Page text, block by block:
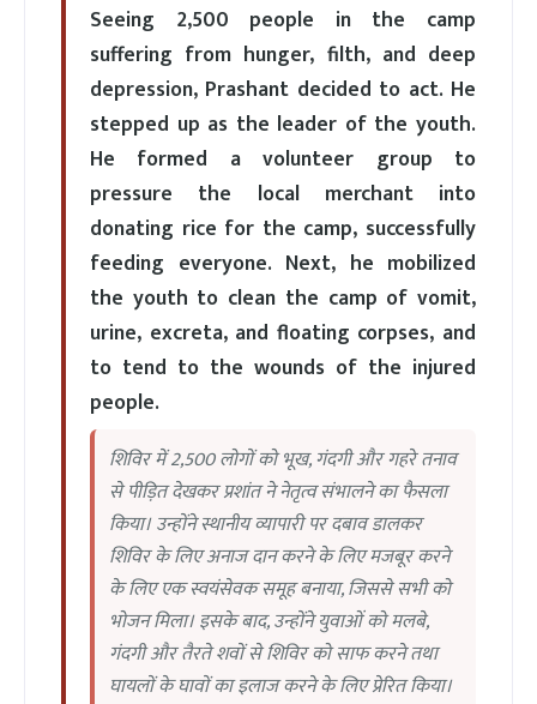
Seeing 2,500 people in the camp
suffering from hunger, filth, and deep
depression, Prashant decided to act. He
stepped up as the leader of the youth.
He formed a volunteer group to
pressure the local merchant into
donating rice for the camp, successfully
feeding everyone. Next, he mobilized
the youth to clean the camp of vomit,
urine, excreta, and floating corpses, and
to tend to the wounds of the injured
people.
शिविर में 2,500 लोगों को भूख, गंदगी और गहरे तनाव
से पीड़ित देखकर प्रशांत ने नेतृत्व संभालने का फैसला
किया। उन्होंने स्थानीय व्यापारी पर दबाव डालकर
शिविर के लिए अनाज दान करने के लिए मजबूर करने
के लिए एक स्वयंसेवक समूह बनाया, जिससे सभी को
भोजन मिला। इसके बाद, उन्होंने युवाओं को मलबे,
गंदगी और तैरते शवों से शिविर को साफ करने तथा
घायलों के घावों का इलाज करने के लिए प्रेरित किया।